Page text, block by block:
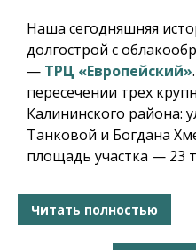
Наша сегодняшняя
долгострой с
— ТРЦ «Европейский»
пересечении трех
Калининского района:
Танковой и Богдана
площадь участка — 23
Читать полностью